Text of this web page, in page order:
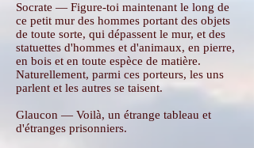
Socrate — Figure-toi maintenant le long de
ce petit mur des hommes portant des objets
de toute sorte, qui dépassent le mur, et des
statuettes d'hommes et d'animaux, en pierre,
en bois et en toute espèce de matière.
Naturellement, parmi ces porteurs, les uns
parlent et les autres se taisent.
Glaucon — Voilà, un étrange tableau et
d'étranges prisonniers.